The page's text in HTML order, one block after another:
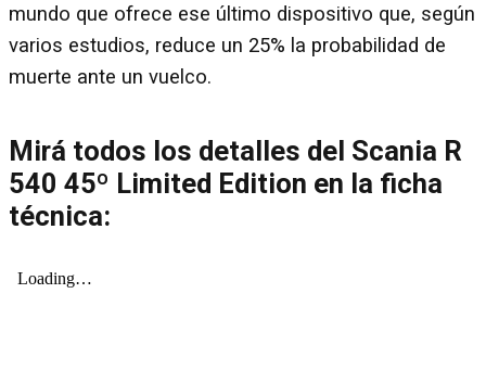
mundo que ofrece ese último dispositivo que, según
varios estudios, reduce un 25% la probabilidad de
muerte ante un vuelco.
Mirá todos los detalles del Scania R
540 45º Limited Edition en la ficha
técnica: